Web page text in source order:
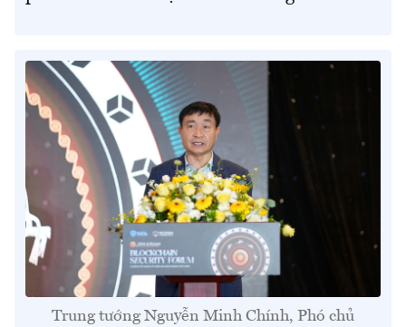
Trung tướng Nguyễn Minh Chính, Phó chủ